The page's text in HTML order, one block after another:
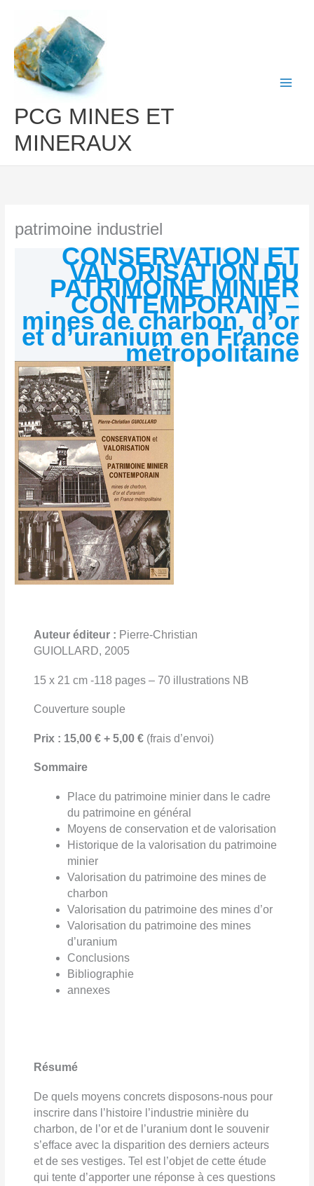
contenu
PCG MINES ET
MINERAUX
patrimoine industriel
CONSERVATION ET
VALORISATION DU
PATRIMOINE MINIER
CONTEMPORAIN –
mines de charbon, d’or
et d’uranium en France
métropolitaine
Auteur éditeur : Pierre-Christian
GUIOLLARD, 2005
15 x 21 cm -118 pages – 70 illustrations NB
Couverture souple
Prix : 15,00 € + 5,00 € (frais d’envoi)
Sommaire
Place du patrimoine minier dans le cadre
du patrimoine en général
Moyens de conservation et de valorisation
Historique de la valorisation du patrimoine
minier
Valorisation du patrimoine des mines de
charbon
Valorisation du patrimoine des mines d’or
Valorisation du patrimoine des mines
d’uranium
Conclusions
Bibliographie
annexes
Résumé
De quels moyens concrets disposons-nous pour
inscrire dans l’histoire l’industrie minière du
charbon, de l’or et de l’uranium dont le souvenir
s’efface avec la disparition des derniers acteurs
et de ses vestiges. Tel est l’objet de cette étude
qui tente d’apporter une réponse à ces questions